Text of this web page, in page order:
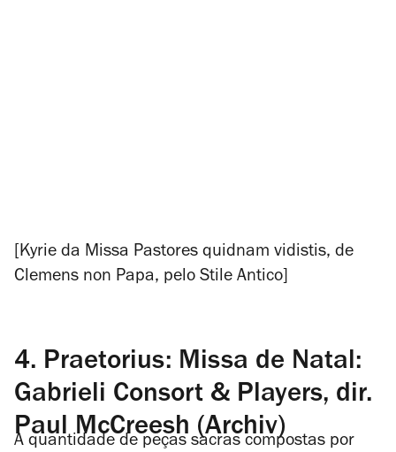
[Kyrie da Missa Pastores quidnam vidistis, de
Clemens non Papa, pelo Stile Antico]
4. Praetorius: Missa de Natal:
Gabrieli Consort & Players, dir.
Paul McCreesh (Archiv)
A quantidade de peças sacras compostas por